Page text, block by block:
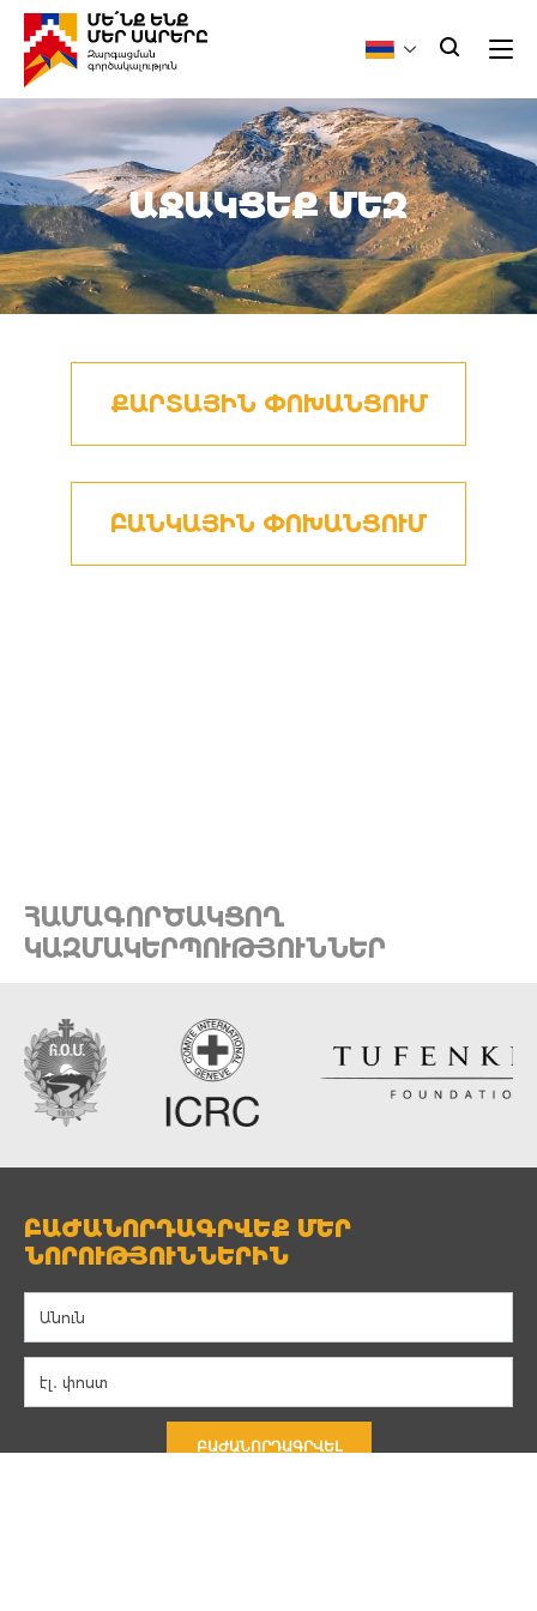
ԱՋԱԿՑԵՔ ՄԵԶ
ՔԱՐՏԱՅԻՆ ՓՈԽԱՆՑՈՒՄ
ԲԱՆԿԱՅԻՆ ՓՈԽԱՆՑՈՒՄ
ՀԱՄԱԳՈՐԾԱԿՑՈՂ
ԿԱԶՄԱԿԵՐՊՈՒԹՅՈՒՆՆԵՐ
ԲԱԺԱՆՈՐԴԱԳՐՎԵՔ ՄԵՐ
ՆՈՐՈՒԹՅՈՒՆՆԵՐԻՆ
ԲԱԺԱՆՈՐԴԱԳՐՎԵԼ